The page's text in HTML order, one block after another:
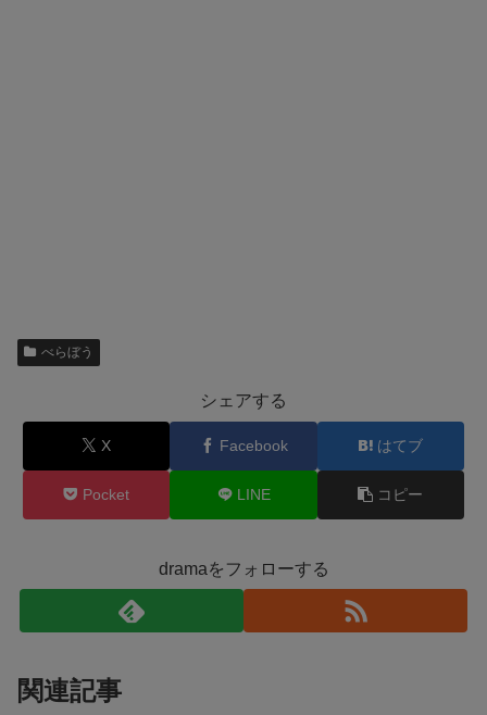
べらぼう
シェアする
X Facebook はてブ
Pocket LINE コピー
dramaをフォローする
関連記事